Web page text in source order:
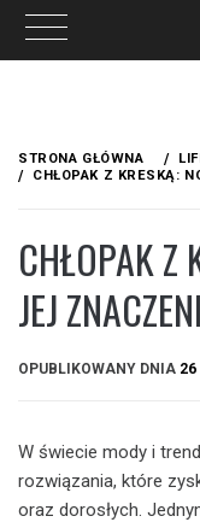
treści
STRONA GŁÓWNA
CHŁOPAK Z KRESKĄ:
CHŁOPAK Z
JEJ
OPUBLIKOWANY DNIA 26
W świecie mody i
rozwiązania, które
oraz dorosłych.